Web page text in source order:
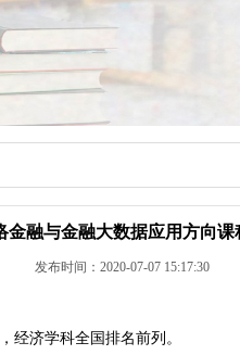
金融与金融大数据应用方向
发布时间：2020-07-07 15:17:30
经济学科全国排名前列。